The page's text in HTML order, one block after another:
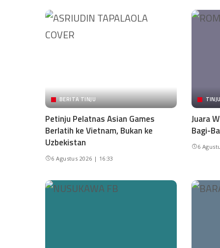
BERITA TINJU
Petinju Pelatnas Asian Games
Berlatih ke Vietnam, Bukan ke
Uzbekistan
6 Agustus 2026 | 16:33
Juara
Bagi-
6